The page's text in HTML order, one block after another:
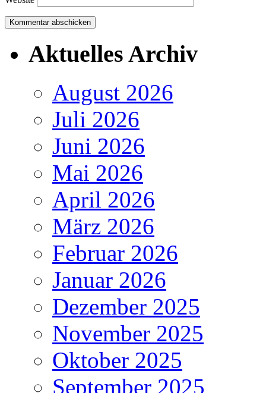
Aktuelles Archiv
August 2026
Juli 2026
Juni 2026
Mai 2026
April 2026
März 2026
Februar 2026
Januar 2026
Dezember 2025
November 2025
Oktober 2025
September 2025